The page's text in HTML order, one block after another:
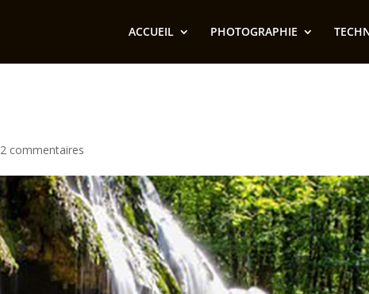
ACCUEIL PHOTOGRAPHIE
2 commentaires